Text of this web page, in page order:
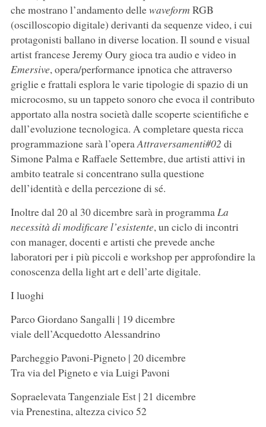
che mostrano l’andamento dellewaveform RGB
(oscilloscopio digitale) derivanti da sequenze video, i cui
protagonisti ballano in diverse location. Il sound e visual
artist francese Jeremy Oury gioca tra audio e video in
Emersive, opera/performance ipnotica che attraverso
griglie e frattali esplora le varie tipologie di spazio di un
microcosmo, su un tappeto sonoro che evoca il contributo
apportato alla nostra società dalle scoperte scientifiche e
dall’evoluzione tecnologica. A completare questa ricca
programmazione sarà l’operaAttraversamenti#02 di
Simone Palma e Raffaele Settembre, due artisti attivi in
ambito teatrale si concentrano sulla questione
dell’identità e della percezione di sé.
Inoltre dal 20 al 30 dicembre sarà in programmaLa
necessità di modificare l’esistente, un ciclo di incontri
con manager, docenti e artisti che prevede anche
laboratori per i più piccoli e workshop per approfondire la
conoscenza della light art e dell’arte digitale.
I luoghi
Parco Giordano Sangalli | 19 dicembre
viale dell’Acquedotto Alessandrino
Parcheggio Pavoni-Pigneto | 20 dicembre
Tra via del Pigneto e via Luigi Pavoni
Sopraelevata Tangenziale Est | 21 dicembre
via Prenestina, altezza civico 52